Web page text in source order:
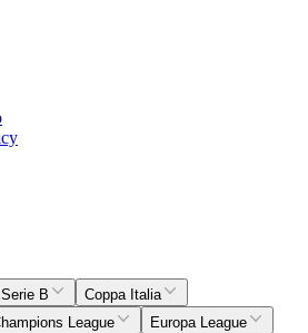
Serie B
Coppa Italia
League
Europa League